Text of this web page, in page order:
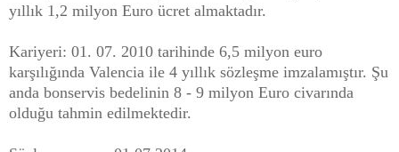
yıllık 1,2 milyon Euro ücret almaktadır.
Kariyeri: 01. 07. 2010 tarihinde 6,5 milyon euro
karşılığında Valencia ile 4 yıllık sözleşme imzalamıştır. Şu
anda bonservis bedelinin 8 - 9 milyon Euro civarında
olduğu tahmin edilmektedir.